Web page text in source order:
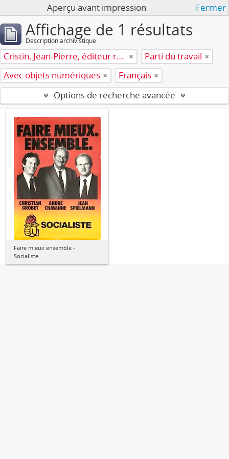
Aperçu avant impression Fermer
Affichage de 1 résultats
Description archivistique
Cristin, Jean-Pierre, éditeur responsable
Parti du travail
Avec objets numériques
Français
Options de recherche avancée
Faire mieux ensemble -
Socialiste